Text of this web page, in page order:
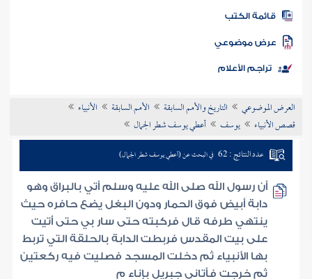
المكتبة
الكتب
موضوعي
تراجم الأعلام
العرض الموضوعي التاريخ والأمم السابقة الأمم السابقة
الأنبياء
قصص الأنبياء
يوسف أعطي يوسف شطر الجمال
عدد النتائج : 62 في البحث عن (أعطي يوسف شطر الجمال)
أن رسول الله صلى الله عليه وسلم أتي بالبراق وهو
دابة أبيض فوق الحمار ودون البغل يضع حافره حيث
ينتهي طرفه قال فركبته حتى سار بي حتى أتيت
على بيت المقدس فربطت الدابة بالحلقة التي تربط
بها الأنبياء ثم دخلت المسجد فصليت فيه ركعتين
ثم خرجت فأتاني جبريل بإناء م